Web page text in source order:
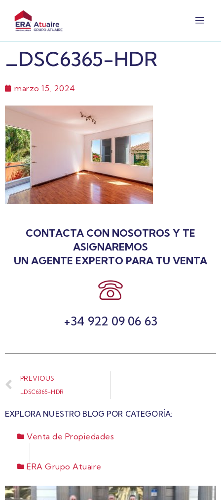
_DSC6365-HDR
marzo 15, 2024
CONTACTA CON NOSOTROS Y TE
ASIGNAREMOS
UN AGENTE EXPERTO PARA TU VENTA
+34 922 09 06 63
PREVIOUS
_DSC6365-HDR
EXPLORA NUESTRO BLOG POR CATEGORÍA:
Venta de Propiedades
ERA Grupo Atuaire